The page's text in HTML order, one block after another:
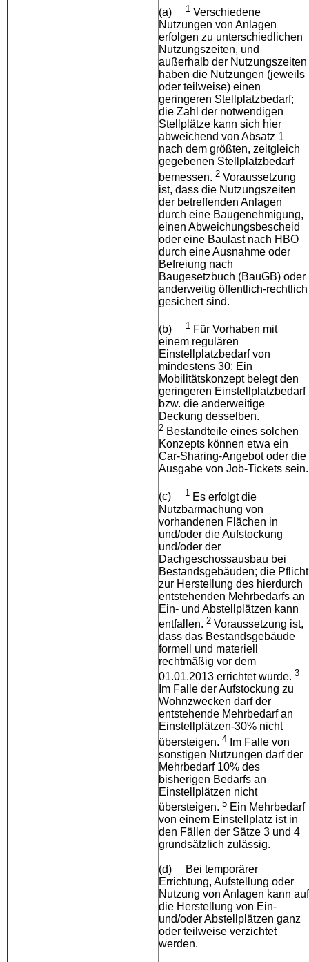
(a) 1 Verschiedene
Nutzungen von Anlagen
erfolgen zu unterschiedlichen
Nutzungszeiten, und
außerhalb der Nutzungszeiten
haben die Nutzungen (jeweils
oder teilweise) einen
geringeren Stellplatzbedarf;
die Zahl der notwendigen
Stellplätze kann sich hier
abweichend von Absatz 1
nach dem größten, zeitgleich
gegebenen Stellplatzbedarf
bemessen. 2 Voraussetzung
ist, dass die Nutzungszeiten
der betreffenden Anlagen
durch eine Baugenehmigung,
einen Abweichungsbescheid
oder eine Baulast nach HBO
durch eine Ausnahme oder
Befreiung nach
Baugesetzbuch (BauGB) oder
anderweitig öffentlich-rechtlich
gesichert sind.
(b) 1 Für Vorhaben mit
einem regulären
Einstellplatzbedarf von
mindestens 30: Ein
Mobilitätskonzept belegt den
geringeren Einstellplatzbedarf
bzw. die anderweitige
Deckung desselben.
2 Bestandteile eines solchen
Konzepts können etwa ein
Car-Sharing-Angebot oder die
Ausgabe von Job-Tickets sein.
(c) 1 Es erfolgt die
Nutzbarmachung von
vorhandenen Flächen in
und/oder die Aufstockung
und/oder der
Dachgeschossausbau bei
Bestandsgebäuden; die Pflicht
zur Herstellung des hierdurch
entstehenden Mehrbedarfs an
Ein- und Abstellplätzen kann
entfallen. 2 Voraussetzung ist,
dass das Bestandsgebäude
formell und materiell
rechtmäßig vor dem
01.01.2013 errichtet wurde. 3
Im Falle der Aufstockung zu
Wohnzwecken darf der
entstehende Mehrbedarf an
Einstellplätzen-30% nicht
übersteigen. 4 Im Falle von
sonstigen Nutzungen darf der
Mehrbedarf 10% des
bisherigen Bedarfs an
Einstellplätzen nicht
übersteigen. 5 Ein Mehrbedarf
von einem Einstellplatz ist in
den Fällen der Sätze 3 und 4
grundsätzlich zulässig.
(d)
Bei temporärer
Errichtung, Aufstellung oder
Nutzung von Anlagen kann auf
die Herstellung von Ein-
und/oder Abstellplätzen ganz
oder teilweise verzichtet
werden.